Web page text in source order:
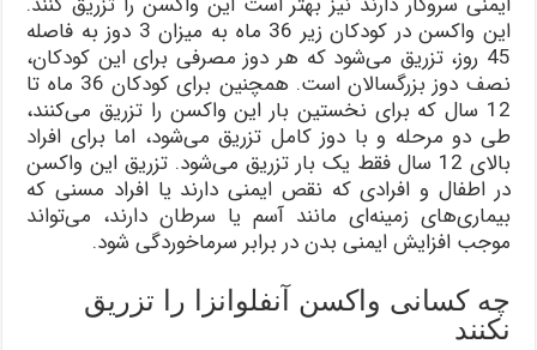
این واکسن در کودکان زیر 36 ماه به میزان 3 دوز به فاصله
45 روز، تزریق می‌شود که هر دوز مصرفی برای این کودکان،
نصف دوز بزرگسالان است. همچنین برای کودکان 36 ماه تا
12 سال که برای نخستین بار این واکسن را تزریق می‌کنند،
طی دو مرحله و با دوز کامل تزریق می‌شود، اما برای افراد
بالای 12 سال فقط یک بار تزریق می‌شود. تزریق این واکسن
در اطفال و افرادی که نقص ایمنی دارند یا افراد مسنی که
بیماری‌های زمینه‌ای مانند آسم یا سرطان دارند، می‌تواند
موجب افزایش ایمنی بدن در برابر سرماخوردگی شود.
چه کسانی واکسن آنفلوانزا را تزریق
نکنند